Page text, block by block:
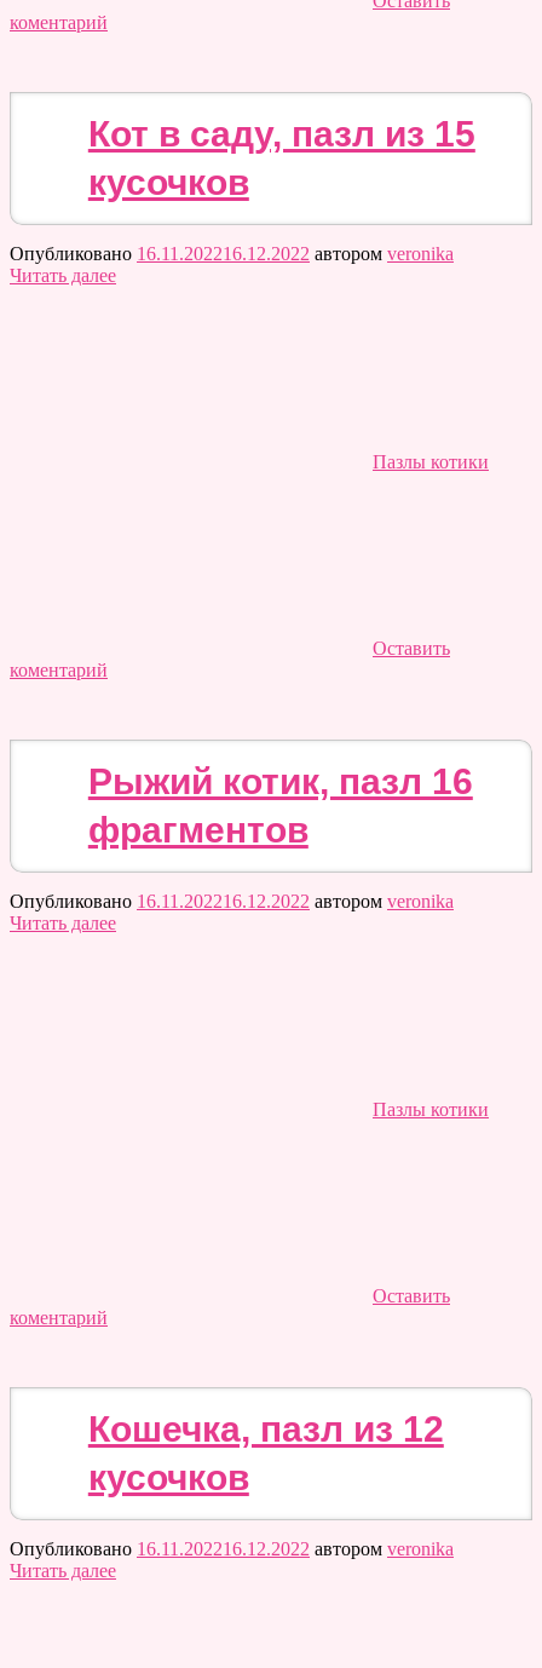
коментарий
Кот в саду, пазл из 15
кусочков
Опубликовано 16.11.202216.12.2022 автором veronika
Читать далее
Пазлы котики
Оставить
коментарий
Рыжий котик, пазл 16
фрагментов
Опубликовано 16.11.202216.12.2022 автором veronika
Читать далее
Пазлы котики
Оставить
коментарий
Кошечка, пазл из 12
кусочков
Опубликовано 16.11.202216.12.2022 автором veronika
Читать далее